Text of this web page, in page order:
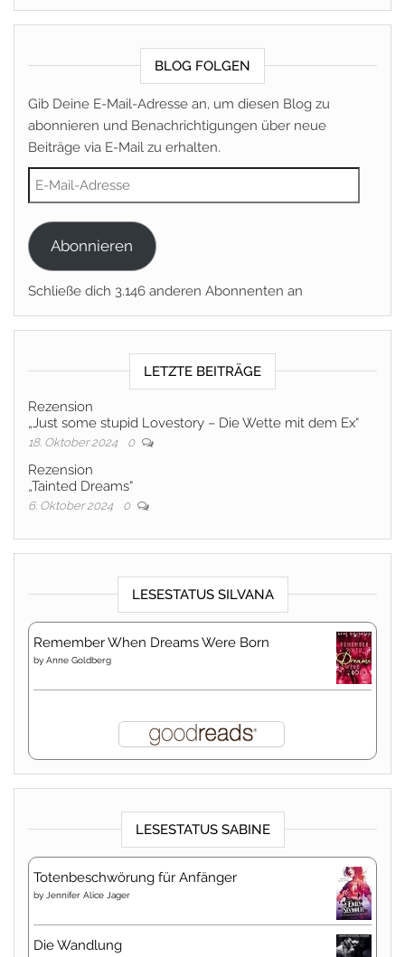
BLOG FOLGEN
Gib Deine E-Mail-Adresse an, um diesen Blog zu
abonnieren und Benachrichtigungen über neue
Beiträge via E-Mail zu erhalten.
E-Mail-Adresse
Abonnieren
Schließe dich 3.146 anderen Abonnenten an
LETZTE BEITRÄGE
Rezension
„Just some stupid Lovestory – Die Wette mit dem Ex“
18. Oktober 2024 0
Rezension
„Tainted Dreams“
6. Oktober 2024 0
LESESTATUS SILVANA
Remember When Dreams Were Born
by Anne Goldberg
LESESTATUS SABINE
Totenbeschwörung für Anfänger
by Jennifer Alice Jager
Die Wandlung